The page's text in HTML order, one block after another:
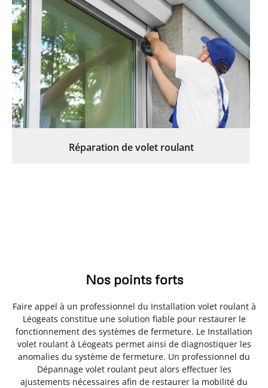
Réparation de volet roulant
Nos points forts
Faire appel à un professionnel du Installation volet roulant à
Léogeats constitue une solution fiable pour restaurer le
fonctionnement des systèmes de fermeture. Le Installation
volet roulant à Léogeats permet ainsi de diagnostiquer les
anomalies du système de fermeture. Un professionnel du
Dépannage volet roulant peut alors effectuer les
ajustements nécessaires afin de restaurer la mobilité du